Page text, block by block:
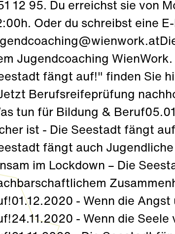
12 95. Du erreichst sie von
Oder du schreibst eine
Jugendcoaching
fängt auf!" finden Sie
Berufsreifeprüfung
tun für Bildung &
ist - Die Seestadt fängt
fängt auch
im Lockdown – Die
- Wenn die
- Wenn die